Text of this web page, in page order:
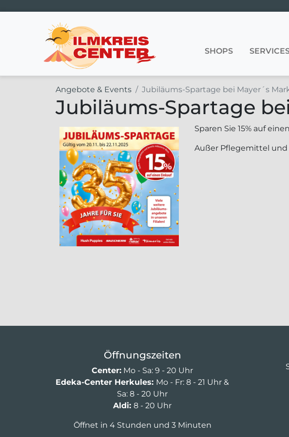
Hauptnavigation SHOPS
Angebote & Events Jubiläums-Spartage bei Mayer´s
Jubiläums-Spartage
Sparen Sie 15% auf
Außer Pflegemittel und
Öffnungszeiten
Center: Mo - Sa: 9 - 20 Uhr
Edeka-Center Herkules: Mo - Fr: 8 - 21 Uhr &
Sa: 8 - 20 Uhr
Aldi: 8 - 20 Uhr
Öffnet in 4 Stunden und 3 Minuten